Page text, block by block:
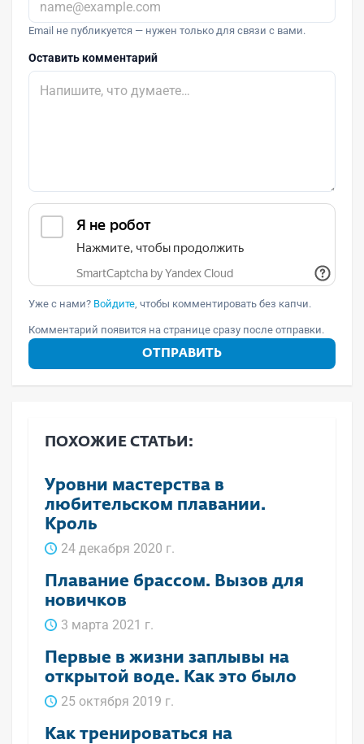
Email не публикуется — нужен только для связи с вами.
Оставить комментарий
Уже с нами? Войдите , чтобы комментировать без капчи.
Комментарий появится на странице сразу после отправки.
ОТПРАВИТЬ
ПОХОЖИЕ СТАТЬИ:
Уровни мастерства в
любительском плавании.
Кроль
24 декабря 2020 г.
Плавание брассом. Вызов для
новичков
3 марта 2021 г.
Первые в жизни заплывы на
открытой воде. Как это было
25 октября 2019 г.
Как тренироваться на